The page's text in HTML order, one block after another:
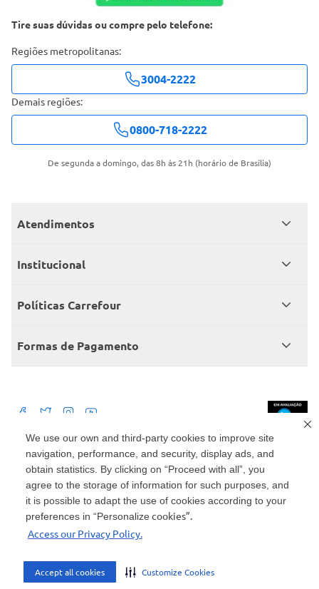
We use our own and third-party cookies to improve site
navigation, performance, and security, display ads, and
obtain statistics. By clicking on “Proceed with all”, you
agree to the storage of information for such purposes, and
it is possible to adapt the use of cookies according to your
preferences in “Personalize cookies”.
Access our Privacy Policy.
Accept all cookies Customize Cookies
Tire suas dúvidas ou compre pelo telefone:
Regiões metropolitanas:
3004-2222
Demais regiões:
0800-718-2222
De segunda a domingo, das 8h às 21h (horário de Brasília)
Atendimentos
Meus pedidos
Consumidor.gov
Institucional
Grupo Carrefour Brasil
Produtos Carrefour
Políticas Carrefour
Políticas de entregas
Políticas de trocas e devoluções
Formas de Pagamento
Mercado: Carrefour Comércio e Indústrias Ltda Via de Acesso Norte, Km 38,
nº 420, Empresarial Gato Preto, Cajamar - SP | CEP 07789-100 | CNPJ:
45.543.915/0846-95
Drogaria: Carrefour Comercio e Industria Ltda: Avenida das Nações Unidas,
15187, Loja 104/105/106 Bloco A Setor 1 - Vila Gertrudes, São Paulo, SP |
CEP 04794-000 | CNPJ: 45.543.915/0736-50
Envio de documentos administrativos e jurídicos: Avenida Tucunaré, 125 -
Tamboré, Barueri - SP | CEP 06460-020
atendimento@carrefour.com.br